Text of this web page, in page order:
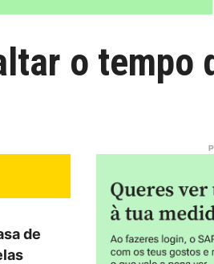
o tempo
de